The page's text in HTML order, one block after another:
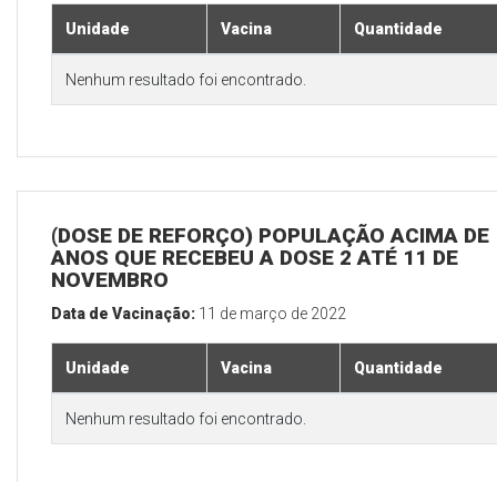
Unidade Vacina Quantidade
Nenhum resultado foi encontrado.
(DOSE DE REFORÇO) POPULAÇÃO ACIMA DE
ANOS QUE RECEBEU A DOSE 2 ATÉ 11 DE
NOVEMBRO
Data de Vacinação: 11 de março de 2022
Unidade Vacina Quantidade
Nenhum resultado foi encontrado.